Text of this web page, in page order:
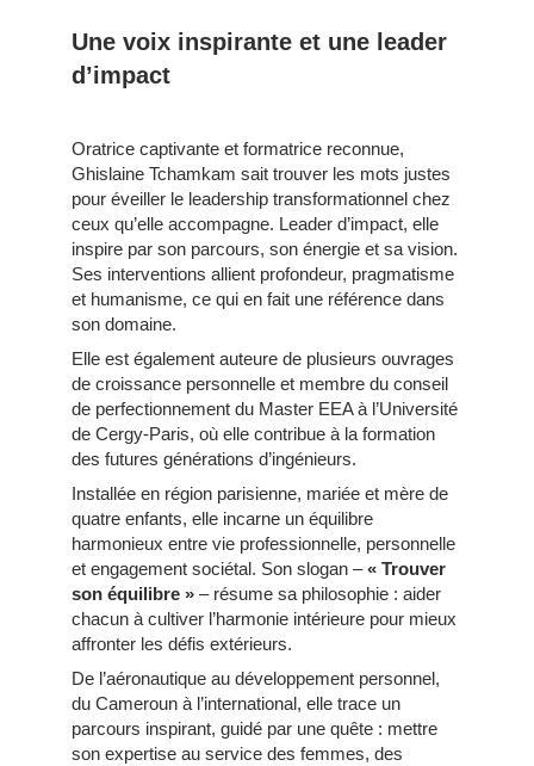
Une voix inspirante et une leader
d’impact
Oratrice captivante et formatrice reconnue,
Ghislaine Tchamkam sait trouver les mots justes
pour éveiller le leadership transformationnel chez
ceux qu’elle accompagne. Leader d’impact, elle
inspire par son parcours, son énergie et sa vision.
Ses interventions allient profondeur, pragmatisme
et humanisme, ce qui en fait une référence dans
son domaine.
Elle est également auteure de plusieurs ouvrages
de croissance personnelle et membre du conseil
de perfectionnement du Master EEA à l’Université
de Cergy-Paris, où elle contribue à la formation
des futures générations d’ingénieurs.
Installée en région parisienne, mariée et mère de
quatre enfants, elle incarne un équilibre
harmonieux entre vie professionnelle, personnelle
et engagement sociétal. Son slogan –« Trouver
son équilibre » – résume sa philosophie : aider
chacun à cultiver l’harmonie intérieure pour mieux
affronter les défis extérieurs.
De l’aéronautique au développement personnel,
du Cameroun à l’international, elle trace un
parcours inspirant, guidé par une quête : mettre
son expertise au service des femmes, des